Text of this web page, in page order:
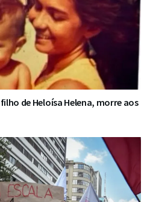
de Heloísa Helena, morre aos